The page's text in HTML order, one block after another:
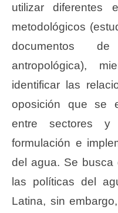
utilizar diferentes
metodológicos
documentos
antropológica),
identificar las
oposición que se
entre sectores
formulación e
del agua. Se busca
las políticas del
Latina, sin